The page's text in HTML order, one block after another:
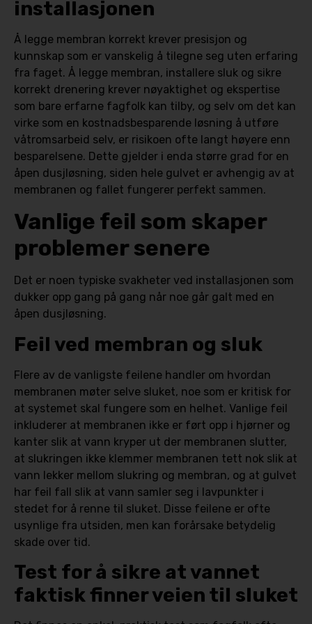
installasjonen
Å legge membran korrekt krever presisjon og
kunnskap som er vanskelig å tilegne seg uten erfaring
fra faget. Å legge membran, installere sluk og sikre
korrekt drenering krever nøyaktighet og ekspertise
som bare erfarne fagfolk kan tilby, og selv om det kan
virke som en kostnadsbesparende løsning å utføre
våtromsarbeid selv, er risikoen ofte langt høyere enn
besparelsene. Dette gjelder i enda større grad for en
åpen dusjløsning, siden hele gulvet er avhengig av at
membranen og fallet fungerer perfekt sammen.
Vanlige feil som skaper
problemer senere
Det er noen typiske svakheter ved installasjonen som
dukker opp gang på gang når noe går galt med en
åpen dusjløsning.
Feil ved membran og sluk
Flere av de vanligste feilene handler om hvordan
membranen møter selve sluket, noe som er kritisk for
at systemet skal fungere som en helhet. Vanlige feil
inkluderer at membranen ikke er ført opp i hjørner og
kanter slik at vann kryper ut der membranen slutter,
at slukringen ikke klemmer membranen tett nok slik at
vann lekker mellom slukring og membran, og at gulvet
har feil fall slik at vann samler seg i lavpunkter i
stedet for å renne til sluket. Disse feilene er ofte
usynlige fra utsiden, men kan forårsake betydelig
skade over tid.
Test for å sikre at vannet
faktisk finner veien til sluket